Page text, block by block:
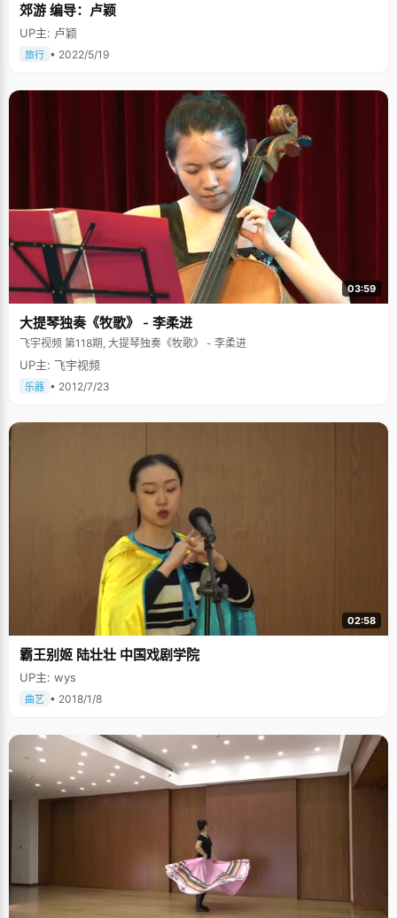
郊游 编导：卢颖
UP主: 卢颖
旅行 • 2022/5/19
03:59
大提琴独奏《牧歌》 - 李柔进
飞宇视频 第118期, 大提琴独奏《牧歌》 - 李柔进
UP主: 飞宇视频
乐器 • 2012/7/23
02:58
霸王别姬 陆壮壮 中国戏剧学院
UP主: wys
曲艺 • 2018/1/8